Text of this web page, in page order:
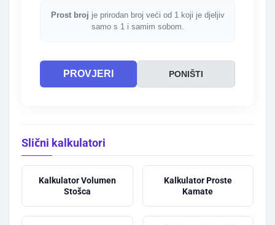
Prost broj je prirodan broj veći od 1 koji je djeljiv
samo s 1 i samim sobom.
PROVJERI PONIŠTI
Slični kalkulatori
Kalkulator Volumen
Stošca
Kalkulator Proste
Kamate